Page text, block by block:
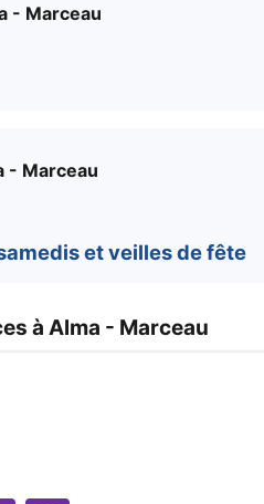
- Marceau
- Marceau
et veilles de fête
à Alma - Marceau